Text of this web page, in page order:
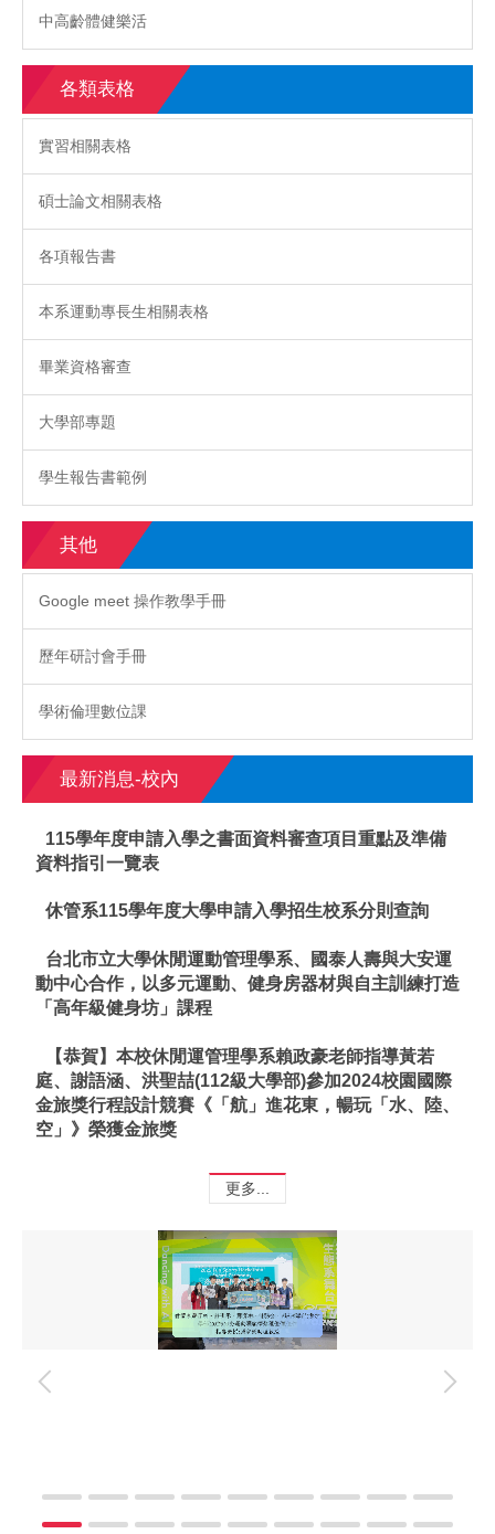
中高齡體健樂活
各類表格
實習相關表格
碩士論文相關表格
各項報告書
本系運動專長生相關表格
畢業資格審查
大學部專題
學生報告書範例
其他
Google meet 操作教學手冊
歷年研討會手冊
學術倫理數位課
最新消息-校內
115學年度申請入學之書面資料審查項目重點及準備
資料指引一覽表
休管系115學年度大學申請入學招生校系分則查詢
台北市立大學休閒運動管理學系、國泰人壽與大安運
動中心合作，以多元運動、健身房器材與自主訓練打造
「高年級健身坊」課程
【恭賀】本校休閒運管理學系賴政豪老師指導黃若
庭、謝語涵、洪聖喆(112級大學部)參加2024校園國際
金旅獎行程設計競賽《「航」進花東，暢玩「水、陸、
空」》榮獲金旅獎
更多...